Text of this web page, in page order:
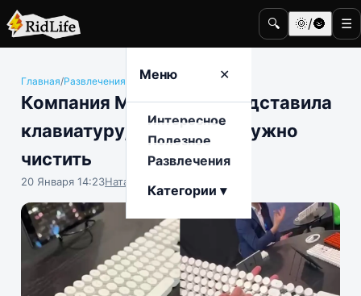
🔍 🌞/🌚 ☰
Меню ✕
Интересное
Полезное
Развлечения
Категории ▾
Главная/Развлечения Наука и техника
Компания Martiantec представила
клавиатуру, которую не нужно
чистить
20 Января 14:23Наталья Герасимова